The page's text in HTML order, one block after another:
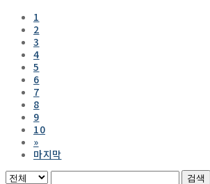
1
2
3
4
5
6
7
8
9
10
»
마지막
검색